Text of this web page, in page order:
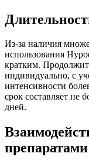
Из-за наличия
использования
кратким.
индивидуально, с
интенсивности
срок составляет не
дней.
препаратами